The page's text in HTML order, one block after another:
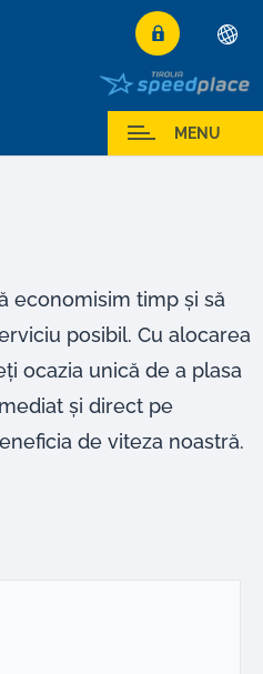
Deutsch
English
Français
Česky
Magyar
Hrvatski
Română
MENU
economisim timp și să
posibil. Cu alocarea
ocazia unică de a plasa
și direct pe
de viteza noastră.